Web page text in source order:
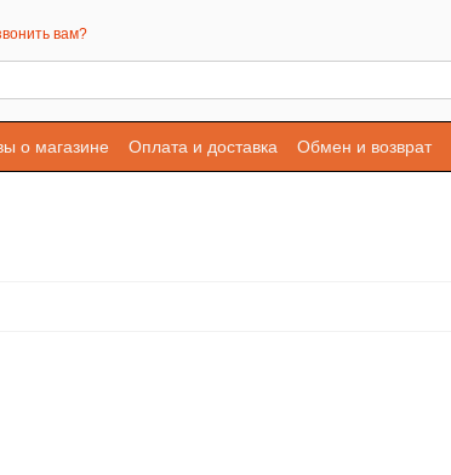
вам?
о магазине Оплата и доставка Обмен и возврат